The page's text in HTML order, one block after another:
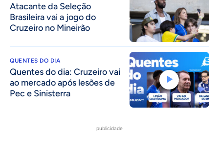
Atacante da Seleção
Brasileira vai a jogo do
Cruzeiro no Mineirão
QUENTES DO DIA
Quentes do dia: Cruzeiro vai
ao mercado após lesões de
Pec e Sinisterra
publicidade